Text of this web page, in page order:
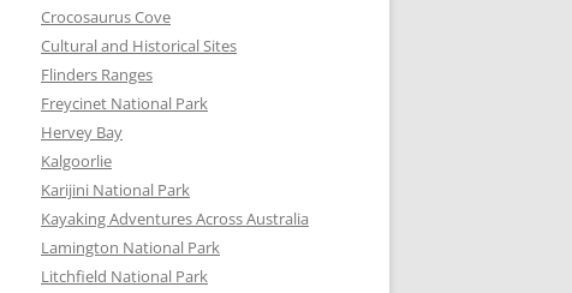
Crocosaurus Cove
Cultural and Historical Sites
Flinders Ranges
Freycinet National Park
Hervey Bay
Kalgoorlie
Karijini National Park
Kayaking Adventures Across Australia
Lamington National Park
Litchfield National Park